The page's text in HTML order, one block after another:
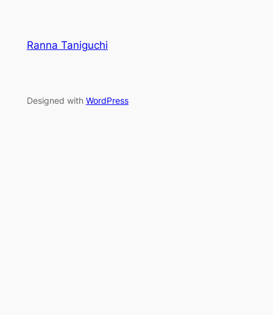
Ranna Taniguchi
Designed with WordPress